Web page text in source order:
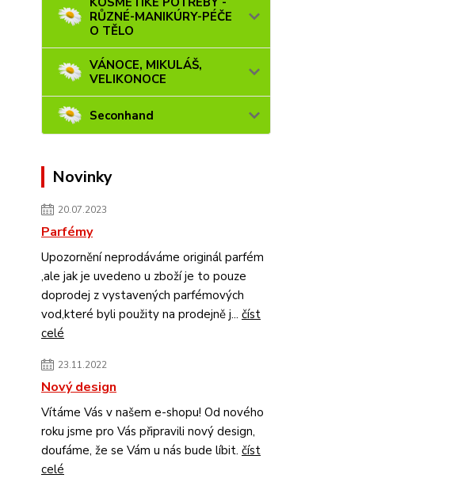
RŮZNÉ-MANIKÚRY-PÉČE
O TĚLO
VÁNOCE, MIKULÁŠ,
VELIKONOCE
Seconhand
Novinky
20.07.2023
Parfémy
Upozornění neprodáváme originál parfém
,ale jak je uvedeno u zboží je to pouze
doprodej z vystavených parfémových
vod,které byli použity na prodejně j... číst
celé
23.11.2022
Nový design
Vítáme Vás v našem e-shopu! Od nového
roku jsme pro Vás připravili nový design,
doufáme, že se Vám u nás bude líbit. číst
celé